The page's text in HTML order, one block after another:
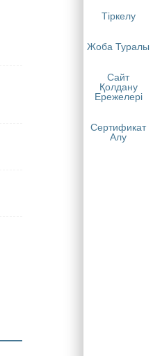
Тіркелу
Жоба Туралы
Сайт
Қолдану
Ережелері
Сертификат
Алу